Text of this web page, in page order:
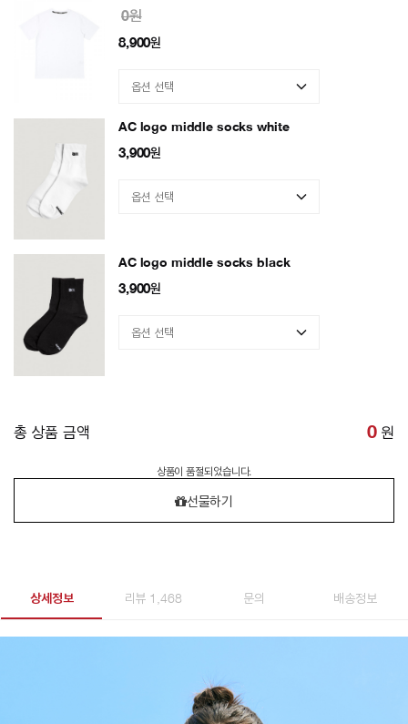
0원
8,900원
AC logo middle socks white
3,900원
AC logo middle socks black
3,900원
총 상품 금액 0 원
상품이 품절되었습니다.
선물하기
상세정보 리뷰 1,468 문의 배송정보